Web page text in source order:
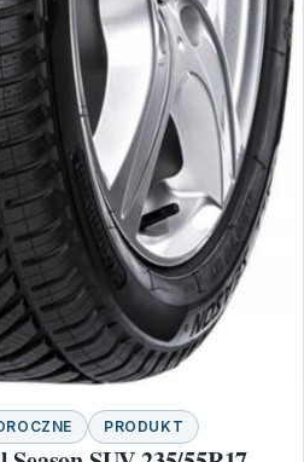
PRODUKT